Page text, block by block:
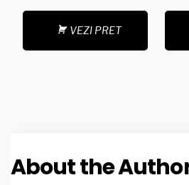
VEZI PRET
About the